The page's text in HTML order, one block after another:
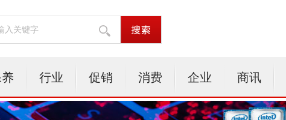
行业 促销 消费 企业 商讯